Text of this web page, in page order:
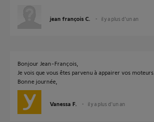
jean françois C. il y a plus d'un an
Bonjour Jean-François,
Je vois que vous êtes parvenu à appairer vos moteurs.
Bonne journée,
Vanessa F. il y a plus d'un an